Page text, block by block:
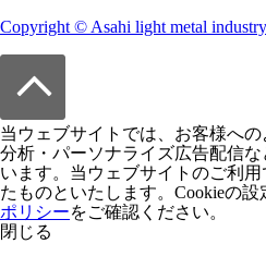
Copyright © Asahi light metal
当ウェブサイトでは、お客様へ
分析・パーソナライズ広告配信
います。当ウェブサイトのご利
たものといたします。Cookieの設
ポリシーをご確認ください。
閉じる